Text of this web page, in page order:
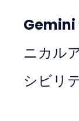
Gemini
ニカル
シビリ